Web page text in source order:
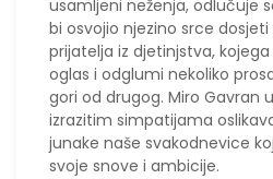
usamljeni neženja, odlučuje
bi osvojio njezino srce
prijatelja iz djetinjstva,
oglas i odglumi nekoliko
gori od drugog. Miro Gavran
izrazitim simpatijama
junake naše svakodnevice
svoje snove i ambicije.